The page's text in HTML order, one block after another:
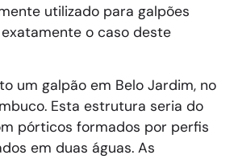
utilizado para galpões
o caso deste
um galpão em Belo Jardim, no
Esta estrutura seria do
pórticos formados por perfis
em duas águas. As